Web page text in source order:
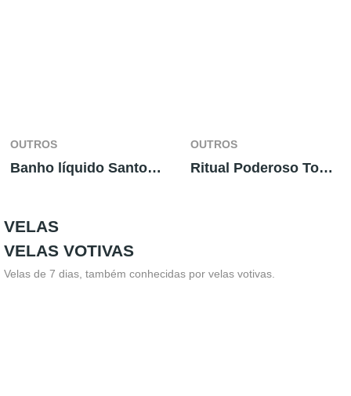
OUTROS
Banho líquido Santo Aleixo
OUTROS
Ritual Poderoso Tomba Lobos
VELAS
VELAS VOTIVAS
Velas de 7 dias, também conhecidas por velas votivas.